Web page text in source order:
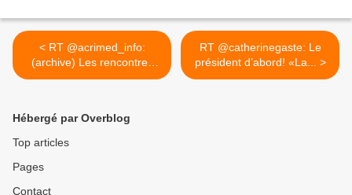
< RT @acrimed_info:
(archive) Les rencontres
du...
RT @catherinegaste: Le
président d’abord! «La... >
Hébergé par Overblog
Top articles
Pages
Contact